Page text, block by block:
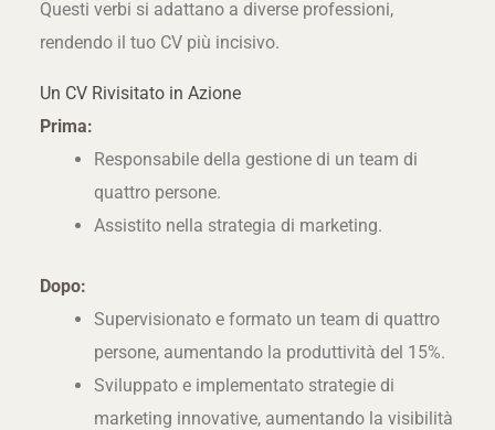
Questi verbi si adattano a diverse professioni,
rendendo il tuo CV più incisivo.
Un CV Rivisitato in Azione
Prima:
Responsabile della gestione di un team di
quattro persone.
Assistito nella strategia di marketing.
Dopo:
Supervisionato e formato un team di quattro
persone, aumentando la produttività del 15%.
Sviluppato e implementato strategie di
marketing innovative, aumentando la visibilità